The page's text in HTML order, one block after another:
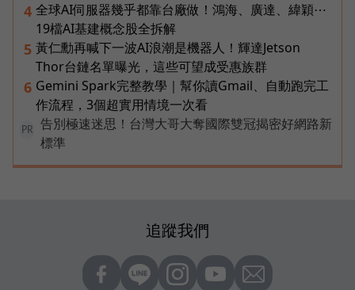
4 全球AI伺服器幾乎都靠台廠做！鴻海、廣達、緯穎⋯
19檔AI基建概念股全拆解
5 黃仁勳再喊下一波AI浪潮是機器人！輝達Jetson
Thor台鏈名單曝光，這些可望成受惠族群
6 Gemini Spark完整教學｜幫你讀Gmail、自動跑完工
作流程，3個超實用情境一次看
PR
告別極速迷思！台灣大哥大奪國際雙冠揭密好網路新
標準
追蹤我們